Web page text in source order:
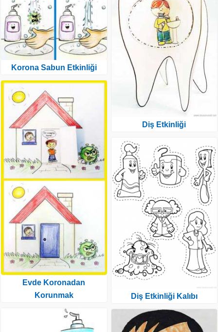
Korona Sabun Etkinliği
Evde Koronadan
Korunmak
Diş Etkinliği
Diş Etkinliği Kalıbı